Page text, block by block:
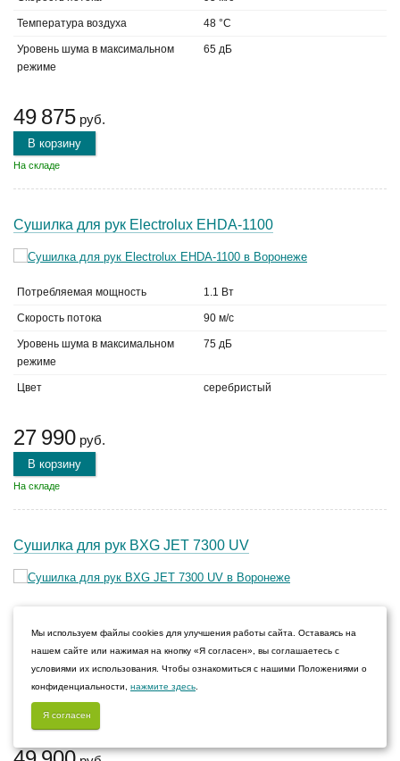
Температура воздуха 48 °C
Уровень шума в максимальном
режиме
65 дБ
49 875 руб.
В корзину
На складе
Сушилка для рук Electrolux EHDA-1100
Потребляемая мощность 1.1 Вт
Скорость потока 90 м/с
Уровень шума в максимальном
режиме
75 дБ
Цвет серебристый
27 990 руб.
В корзину
На складе
Сушилка для рук BXG JET 7300 UV
Скорость потока 150 м/с
Уровень шума в максимальном
режиме
65 дБ
Цвет
Мы используем файлы cookies для улучшения работы сайта. Оставаясь на
нашем сайте или нажимая на кнопку «Я согласен», вы соглашаетесь с
условиями их использования. Чтобы ознакомиться с нашими Положениями о
конфиденциальности, нажмите здесь
Я согласен